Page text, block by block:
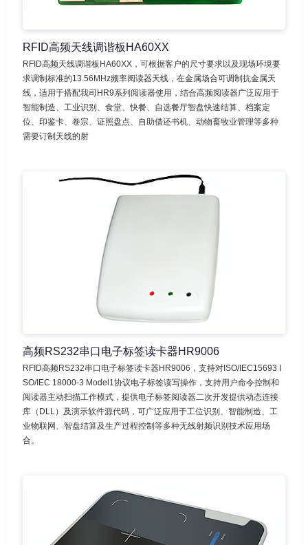
RFID高频天线调谐板HA60XX
RFID高频天线调谐板HA60XX，可根据客户的尺寸要求以及现场环境要
求调制标准的13.56MHz频率阅读器天线，在金属场合可调制抗金属天
线，适用于搭配我司HR9系列阅读器使用，结合高频阅读器广泛应用于
智能制造、工业识别、食堂、快餐、自选餐厅智盘快速结算、档案定
位、印鉴卡、卷宗、证照盘点、自助借还书机、动物畜牧业管理等多种
需要订制天线的射
高频RS232串口电子标签读卡器HR9006
RFID高频RS232串口电子标签读卡器HR9006，支持对ISO/IEC15693 I
SO/IEC 18000-3 Model1协议电子标签读写操作，支持用户命令控制和
阅读器主动扫描工作模式，提供电子标签阅读器二次开发提供动态连接
库（DLL）及演示软件源代码，可广泛应用于工位识别、智能制造、工
业物联网、智盘结算及生产过程控制等多种无线射频识别技术应用场
合。